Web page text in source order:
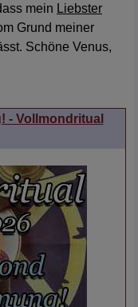
mein Liebster
Grund meiner
Schöne Venus,
- Vollmondritual